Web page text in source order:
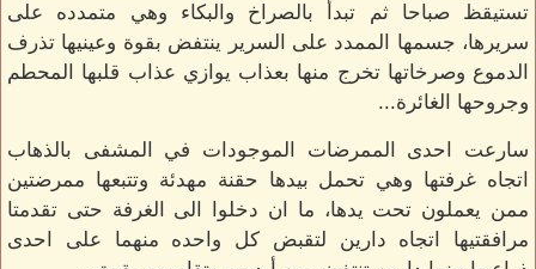
تستيقظ صباحا ثم تبدأ بالصراخ والبكاء وهي متمدده على
سريرها، جسمها الممدد على السرير ينتفض بقوة وعينيها تذرف
الدموع وصرخاتها تخرج منها بعذاب يوازي عذاب قلبها المحطم
وجروحها الغائرة...
سارعت احدى الممرضات الموجودات في المشفى بالذهاب
اتجاه غرفتها وهي تحمل بيدها حقنة مهدئة وتتبعها ممرضتين
ممن يعملون تحت يدها، ما ان دخلوا الى الغرفة حتى تقدمتا
مرافقتيها اتجاه دارين لتقبض كل واحده منهما على احدى